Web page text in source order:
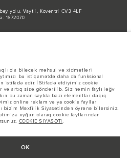
yolu, Vaytli, Koventri CV3 4LF
1672070
belə testlərdən əldə edilən nəticələrdən
vacib qeyd.
Qlobal yarımkeçirici
istehsal xüsusiyyətlərinə, seçimlərin
təsir göstərir. Bu, çox dinamik bir
veb-saytda istifadə edilən şəkillər,
və rəng sxemləri üçün mövcud
bilər. Zəhmət olmasa, hər hansı cari
etmək üçün Satış mərkəzi ilə əlaqə
olmadan dəyişdirilə bilər. Avtomobillərin
qiymətlər üçün yerli dilerinizlə əlaqə
ola biləcək məhsul və xidmətləri
bu istiqamətdə daha da funksional
istifadə edir. İStifadə etdiyimiz cookie
və artıq sizə göndərilib. Siz həmin faylı ləğv
bu zaman saytda bəzi elementlər dəqiq
online reklam və ya cookie fayllar
bizim Məxfilik Siyasətindən öyrənə bilərsiniz.
uyğun olaraq cookie fayllarından
COOKIE SİYASƏTİ.
OK